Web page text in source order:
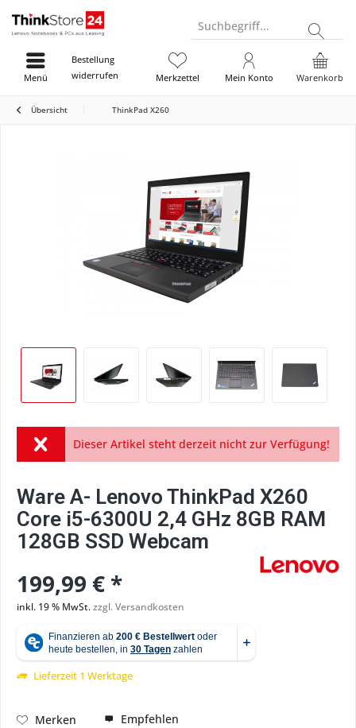
Suchbegriff...
Bestellung
widerrufen
Warenkorb
Merkzettel Mein Konto
Menü
Übersicht ThinkPad X260
Dieser Artikel steht derzeit nicht zur Verfügung!
Ware A- Lenovo ThinkPad X260
Core i5-6300U 2,4 GHz 8GB RAM
128GB SSD Webcam
199,99 € *
inkl. 19 % MwSt.zzgl. Versandkosten
Lieferzeit 1 Werktage
Merken Empfehlen